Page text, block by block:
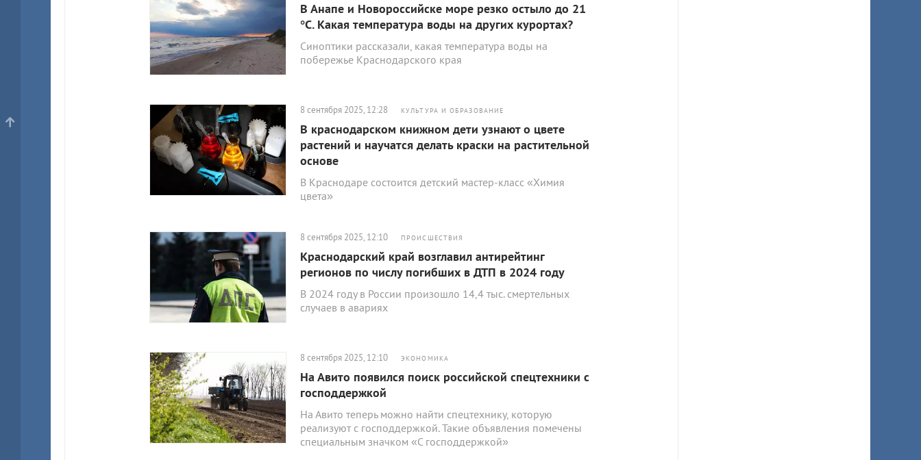
В Анапе и Новороссийске море резко остыло до 21
°С. Какая температура воды на других курортах?
Синоптики рассказали, какая температура воды на
побережье Краснодарского края
8 сентября 2025, 12:28 КУЛЬТУРА И ОБРАЗОВАНИЕ
В краснодарском книжном дети узнают о цвете
растений и научатся делать краски на растительной
основе
В Краснодаре состоится детский мастер-класс «Химия
цвета»
8 сентября 2025, 12:10 ПРОИСШЕСТВИЯ
Краснодарский край возглавил антирейтинг
регионов по числу погибших в ДТП в 2024 году
В 2024 году в России произошло 14,4 тыс. смертельных
случаев в авариях
8 сентября 2025, 12:10 ЭКОНОМИКА
На Авито появился поиск российской спецтехники с
господдержкой
На Авито теперь можно найти спецтехнику, которую
реализуют с господдержкой. Такие объявления помечены
специальным значком «С господдержкой»